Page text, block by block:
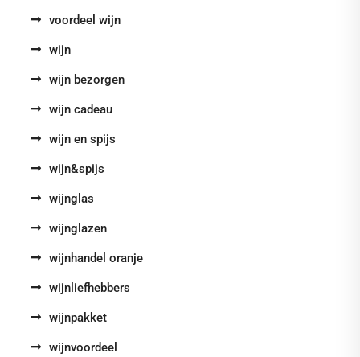
voordeel wijn
wijn
wijn bezorgen
wijn cadeau
wijn en spijs
wijn&spijs
wijnglas
wijnglazen
wijnhandel oranje
wijnliefhebbers
wijnpakket
wijnvoordeel